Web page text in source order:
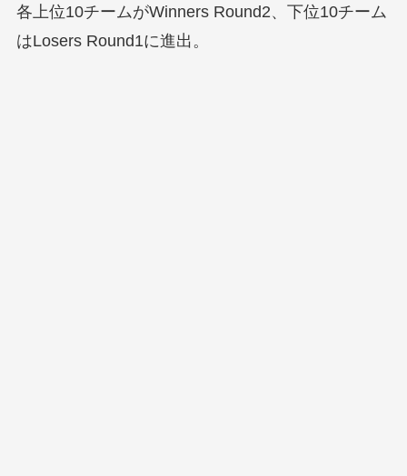
各上位10チームがWinners Round2、下位10チーム
はLosers Round1に進出。